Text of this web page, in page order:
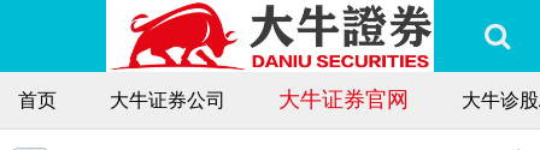
首页 大牛证券公司 大牛证券官网 大牛诊